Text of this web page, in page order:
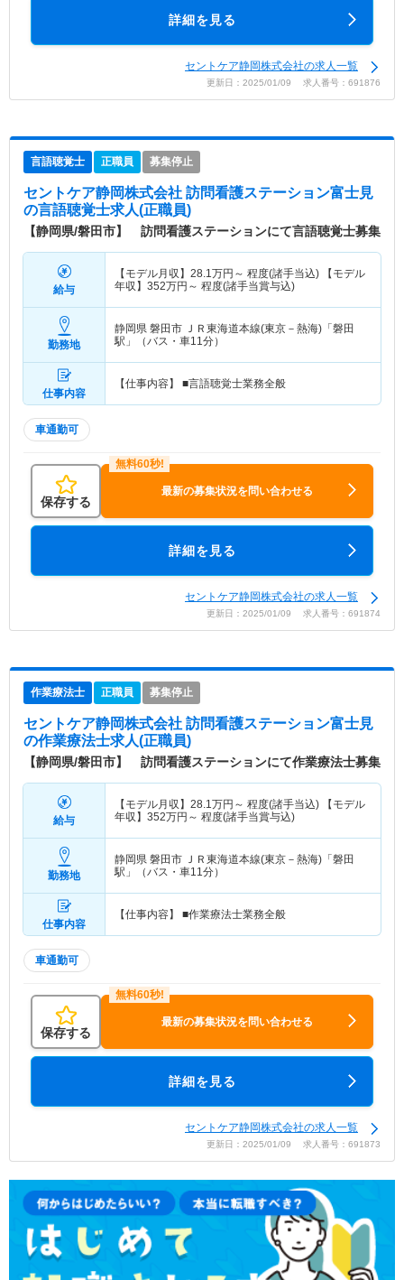
詳細を見る
セントケア静岡株式会社の求人一覧
更新日：2025/01/09 求人番号：691876
言語聴覚士 正職員 募集停止
セントケア静岡株式会社 訪問看護ステーション富士見
の言語聴覚士求人(正職員)
【静岡県/磐田市】 訪問看護ステーションにて言語聴覚士募集
給与
【モデル月収】 28.1万円～ 程度(諸手当込) 【モデル
年収】 352万円～ 程度(諸手当賞与込)
勤務地
静岡県 磐田市 ＪＲ東海道本線(東京－熱海)「磐田
駅」（バス・車11分）
仕事内容
【仕事内容】 ■言語聴覚士業務全般
車通勤可
保存する
最新の募集状況を問い合わせる
詳細を見る
セントケア静岡株式会社の求人一覧
更新日：2025/01/09 求人番号：691874
作業療法士 正職員 募集停止
セントケア静岡株式会社 訪問看護ステーション富士見
の作業療法士求人(正職員)
【静岡県/磐田市】 訪問看護ステーションにて作業療法士募集
給与
【モデル月収】 28.1万円～ 程度(諸手当込) 【モデル
年収】 352万円～ 程度(諸手当賞与込)
勤務地
静岡県 磐田市 ＪＲ東海道本線(東京－熱海)「磐田
駅」（バス・車11分）
仕事内容
【仕事内容】 ■作業療法士業務全般
車通勤可
保存する
最新の募集状況を問い合わせる
詳細を見る
セントケア静岡株式会社の求人一覧
更新日：2025/01/09 求人番号：691873